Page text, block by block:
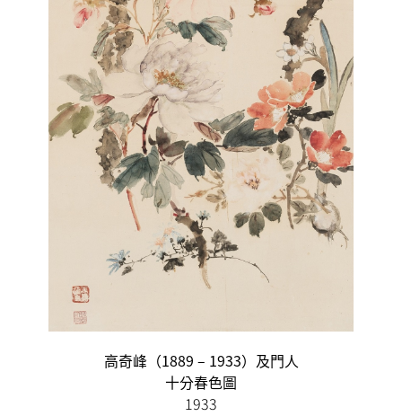
高奇峰（1889 – 1933）及門人
十分春色圖
1933